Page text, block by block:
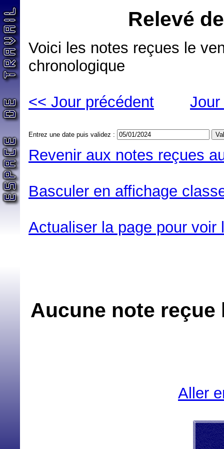
Relevé
Voici les notes reçues le
chronologique
<< Jour précédent
Entrez une date puis validez :
Revenir aux notes reçues
Basculer en affichage
Actualiser la page pour
Aucune note reçue
Aller